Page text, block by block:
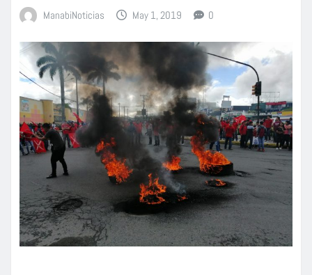
ManabiNoticias May 1, 2019 0